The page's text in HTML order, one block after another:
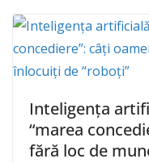
Inteligența
“marea
fără loc de